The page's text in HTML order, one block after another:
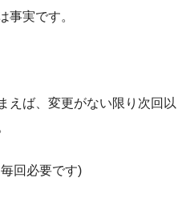
事実です。
えば、変更がない限り次回以
回必要です)